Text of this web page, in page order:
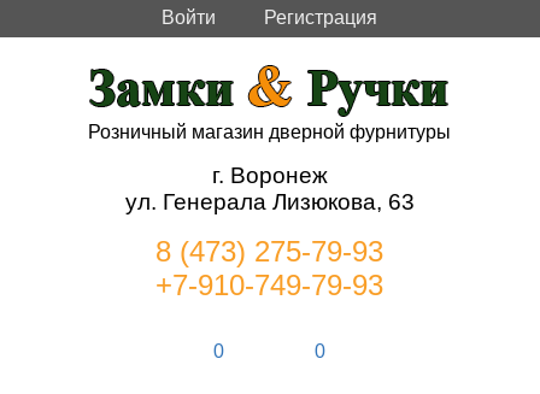
Войти Регистрация
Розничный магазин дверной фурнитуры
г. Воронеж
ул. Генерала Лизюкова, 63
8 (473) 275-79-93
+7-910-749-79-93
0 0